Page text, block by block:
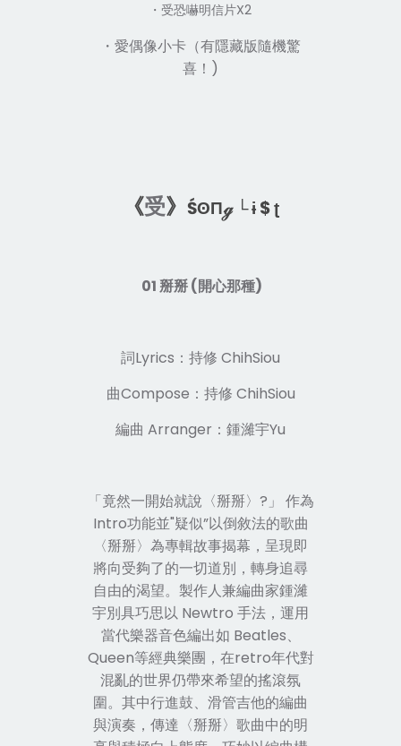
・受恐嚇明信片X2
・愛偶像小卡（有隱藏版隨機驚
喜！ )
《受》 ŚʘΠℊ └ ɨ $ ʈ
01 掰掰 (開心那種)
詞Lyrics：持修 ChihSiou
曲Compose：持修 ChihSiou
編曲 Arranger：鍾濰宇Yu
「竟然一開始就說 〈掰掰〉 ?」 作為
Intro功能並"疑似”以倒敘法的歌曲
〈掰掰〉 為專輯故事揭幕，呈現即
將向受夠了的一切道別，轉身追尋
自由的渴望。製作人兼編曲家鍾濰
宇別具巧思以 Newtro 手法，運用
當代樂器音色編出如 Beatles、
Queen等經典樂團，在retro年代對
混亂的世界仍帶來希望的搖滾氛
圍。其中行進鼓、滑管吉他的編曲
與演奏，傳達 〈掰掰〉 歌曲中的明